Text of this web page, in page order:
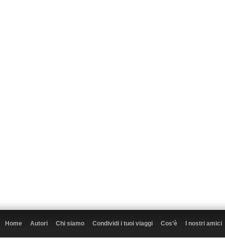
Home Autori Chi siamo Condividi i tuoi viaggi Cos’è I nostri amici